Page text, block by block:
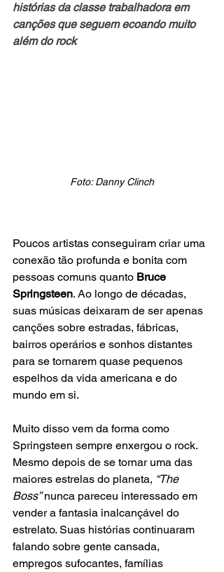
histórias da classe trabalhadora em
canções que seguem ecoando muito
além do rock
Foto: Danny Clinch
Poucos artistas conseguiram criar uma
conexão tão profunda e bonita com
pessoas comuns quanto Bruce
Springsteen. Ao longo de décadas,
suas músicas deixaram de ser apenas
canções sobre estradas, fábricas,
bairros operários e sonhos distantes
para se tornarem quase pequenos
espelhos da vida americana e do
mundo em si.
Muito disso vem da forma como
Springsteen sempre enxergou o rock.
Mesmo depois de se tornar uma das
maiores estrelas do planeta, “The
Boss” nunca pareceu interessado em
vender a fantasia inalcançável do
estrelato. Suas histórias continuaram
falando sobre gente cansada,
empregos sufocantes, famílias